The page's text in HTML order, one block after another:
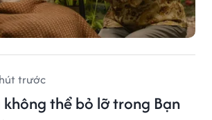
trước
thể bỏ lỡ trong Bạn